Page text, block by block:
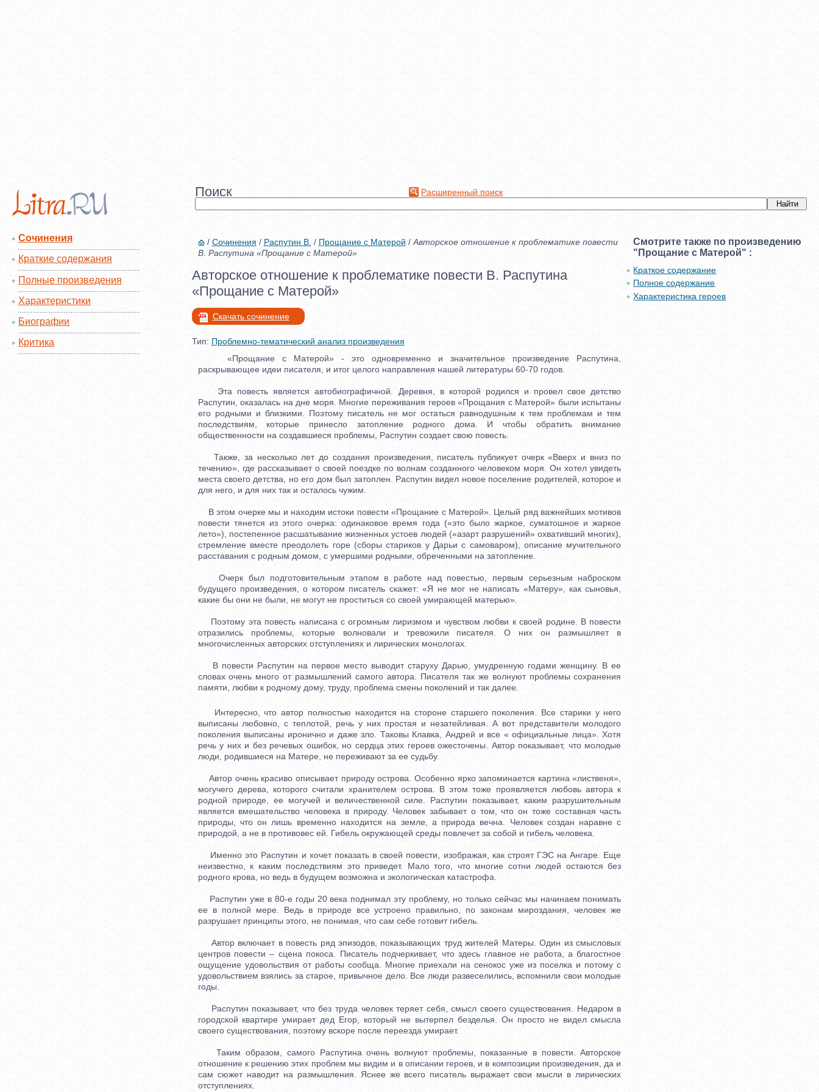
Поиск Расширенный поиск
Сочинения
Краткие содержания
Полные произведения
Характеристики
Биографии
Критика
/ Сочинения / Распутин В. / Прощание с Матерой / Авторское отношение к проблематике повести
В. Распутина «Прощание с Матерой»
Авторское отношение к проблематике повести В. Распутина
«Прощание с Матерой»
Скачать сочинение
Тип: Проблемно-тематический анализ произведения
«Прощание с Матерой» - это одновременно и значительное произведение Распутина,
раскрывающее идеи писателя, и итог целого направления нашей литературы 60-70 годов.
Эта повесть является автобиографичной. Деревня, в которой родился и провел свое детство
Распутин, оказалась на дне моря. Многие переживания героев «Прощания с Матерой» были испытаны
его родными и близкими. Поэтому писатель не мог остаться равнодушным к тем проблемам и тем
последствиям, которые принесло затопление родного дома. И чтобы обратить внимание
общественности на создавшиеся проблемы, Распутин создает свою повесть.
Также, за несколько лет до создания произведения, писатель публикует очерк «Вверх и вниз по
течению», где рассказывает о своей поездке по волнам созданного человеком моря. Он хотел увидеть
места своего детства, но его дом был затоплен. Распутин видел новое поселение родителей, которое и
для него, и для них так и осталось чужим.
В этом очерке мы и находим истоки повести «Прощание с Матерой». Целый ряд важнейших мотивов
повести тянется из этого очерка: одинаковое время года («это было жаркое, суматошное и жаркое
лето»), постепенное расшатывание жизненных устоев людей («азарт разрушений» охвативший многих),
стремление вместе преодолеть горе (сборы стариков у Дарьи с самоваром), описание мучительного
расставания с родным домом, с умершими родными, обреченными на затопление.
Очерк был подготовительным этапом в работе над повестью, первым серьезным наброском
будущего произведения, о котором писатель скажет: «Я не мог не написать «Матеру», как сыновья,
какие бы они не были, не могут не проститься со своей умирающей матерью».
Поэтому эта повесть написана с огромным лиризмом и чувством любви к своей родине. В повести
отразились проблемы, которые волновали и тревожили писателя. О них он размышляет в
многочисленных авторских отступлениях и лирических монологах.
В повести Распутин на первое место выводит старуху Дарью, умудренную годами женщину. В ее
словах очень много от размышлений самого автора. Писателя так же волнуют проблемы сохранения
памяти, любви к родному дому, труду, проблема смены поколений и так далее.
Интересно, что автор полностью находится на стороне старшего поколения. Все старики у него
выписаны любовно, с теплотой, речь у них простая и незатейливая. А вот представители молодого
поколения выписаны иронично и даже зло. Таковы Клавка, Андрей и все « официальные лица». Хотя
речь у них и без речевых ошибок, но сердца этих героев ожесточены. Автор показывает, что молодые
люди, родившиеся на Матере, не переживают за ее судьбу.
Автор очень красиво описывает природу острова. Особенно ярко запоминается картина «лиственя»,
могучего дерева, которого считали хранителем острова. В этом тоже проявляется любовь автора к
родной природе, ее могучей и величественной силе. Распутин показывает, каким разрушительным
является вмешательство человека в природу. Человек забывает о том, что он тоже составная часть
природы, что он лишь временно находится на земле, а природа вечна. Человек создан наравне с
природой, а не в противовес ей. Гибель окружающей среды повлечет за собой и гибель человека.
Именно это Распутин и хочет показать в своей повести, изображая, как строят ГЭС на Ангаре. Еще
неизвестно, к каким последствиям это приведет. Мало того, что многие сотни людей остаются без
родного крова, но ведь в будущем возможна и экологическая катастрофа.
Распутин уже в 80-е годы 20 века поднимал эту проблему, но только сейчас мы начинаем понимать
ее в полной мере. Ведь в природе все устроено правильно, по законам мироздания, человек же
разрушает принципы этого, не понимая, что сам себе готовит гибель.
Автор включает в повесть ряд эпизодов, показывающих труд жителей Матеры. Один из смысловых
центров повести – сцена покоса. Писатель подчеркивает, что здесь главное не работа, а благостное
ощущение удовольствия от работы сообща. Многие приехали на сенокос уже из поселка и потому с
удовольствием взялись за старое, привычное дело. Все люди развеселились, вспомнили свои молодые
годы.
Распутин показывает, что без труда человек теряет себя, смысл своего существования. Недаром в
городской квартире умирает дед Егор, который не вытерпел безделья. Он просто не видел смысла
своего существования, поэтому вскоре после переезда умирает.
Таким образом, самого Распутина очень волнуют проблемы, показанные в повести. Авторское
отношение к решению этих проблем мы видим и в описании героев, и в композиции произведения, да и
сам сюжет наводит на размышления. Яснее же всего писатель выражает свои мысли в лирических
отступлениях.
Смотрите также по произведению
"Прощание с Матерой" :
Краткое содержание
Полное содержание
Характеристика героев